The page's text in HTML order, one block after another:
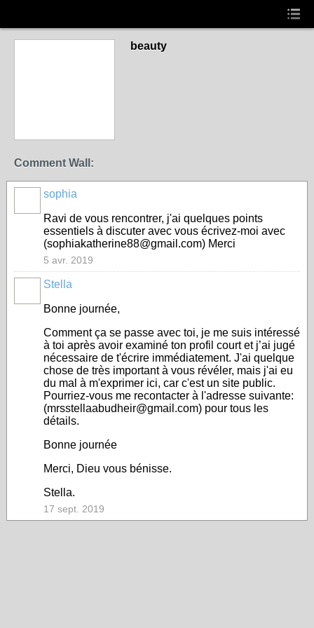
beauty
Comment Wall:
sophia
Ravi de vous rencontrer, j'ai quelques points
essentiels à discuter avec vous écrivez-moi avec
(sophiakatherine88@gmail.com) Merci
5 avr. 2019
Stella
Bonne journée,
Comment ça se passe avec toi, je me suis intéressé
à toi après avoir examiné ton profil court et j’ai jugé
nécessaire de t'écrire immédiatement. J'ai quelque
chose de très important à vous révéler, mais j'ai eu
du mal à m'exprimer ici, car c'est un site public.
Pourriez-vous me recontacter à l'adresse suivante:
(mrsstellaabudheir@gmail.com) pour tous les
détails.
Bonne journée
Merci, Dieu vous bénisse.
Stella.
17 sept. 2019